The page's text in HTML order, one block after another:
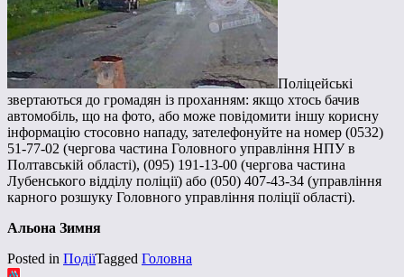
Поліцейські
звертаються до громадян із проханням: якщо хтось бачив
автомобіль, що на фото, або може повідомити іншу корисну
інформацію стосовно нападу, зателефонуйте на номер (0532)
51-77-02 (чергова частина Головного управління НПУ в
Полтавській області), (095) 191-13-00 (чергова частина
Лубенського відділу поліції) або (050) 407-43-34 (управління
карного розшуку Головного управління поліції області).
Альона Зимня
Posted in ПодіїTagged Головна